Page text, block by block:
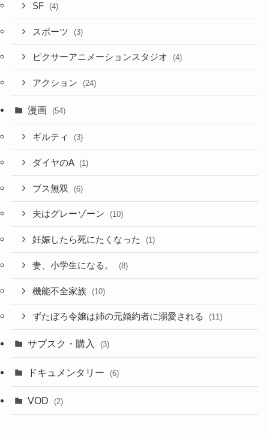
SF (4)
スポーツ (3)
ピクサーアニメーションスタジオ (4)
アクション (24)
漫画 (54)
ギルティ (3)
ダイヤのA (1)
ブス無双 (6)
夫はグレーゾーン (10)
妊娠したら死にたくなった (1)
妻、小学生になる。 (8)
機能不全家族 (10)
ずたぼろ令嬢は姉の元婚約者に溺愛される (11)
サブスク・購入 (3)
ドキュメンタリー (6)
VOD (2)